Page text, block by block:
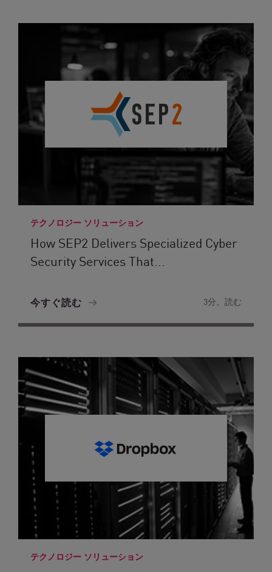
テクノロジー ソリューション
How SEP2 Delivers Specialized Cyber
Security Services That...
今すぐ読む 3分。読む
テクノロジー ソリューション